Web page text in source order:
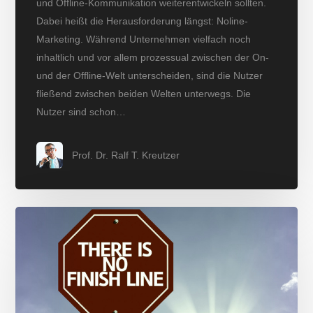
und Offline-Kommunikation weiterentwickeln sollten.
Dabei heißt die Herausforderung längst: Noline-
Marketing. Während Unternehmen vielfach noch
inhaltlich und vor allem prozessual zwischen der On-
und der Offline-Welt unterscheiden, sind die Nutzer
fließend zwischen beiden Welten unterwegs. Die
Nutzer sind schon…
Prof. Dr. Ralf T. Kreutzer